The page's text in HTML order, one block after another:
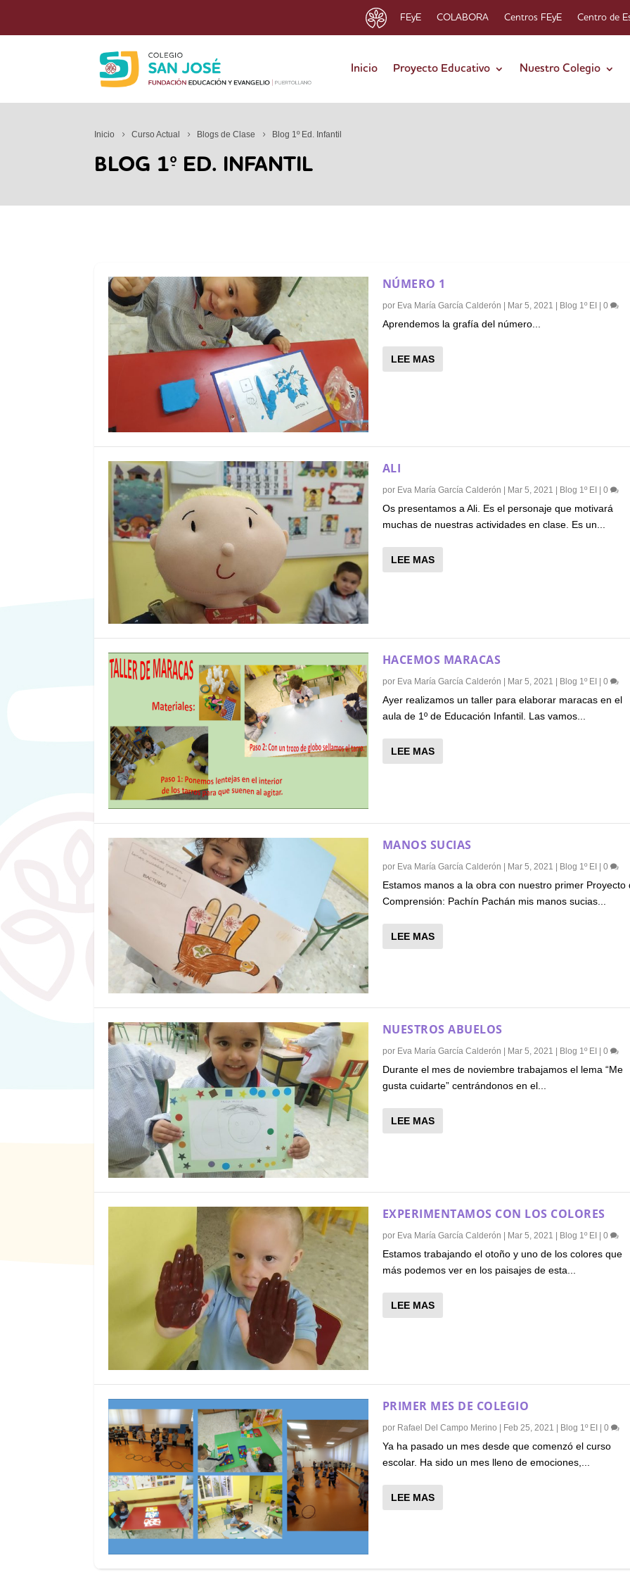
FEyE COLABORA Centros FEyE Centro de
Inicio Proyecto Educativo Nuestro Colegio
Inicio Curso Actual Blogs de Clase Blog 1º Ed. Infantil
BLOG 1º ED. INFANTIL
NÚMERO 1
por Eva María García Calderón | Mar 5, 2021 | Blog 1º EI| 0
Aprendemos la grafía del número...
LEE MAS
ALI
por Eva María García Calderón | Mar 5, 2021 | Blog 1º EI| 0
Os presentamos a Ali. Es el personaje que motivará
muchas de nuestras actividades en clase. Es un...
LEE MAS
HACEMOS MARACAS
por Eva María García Calderón Mar 5, 2021 Blog 1º EI 0
Ayer realizamos un taller para elaborar maracas en el
aula de 1º de Educación Infantil. Las vamos...
LEE MAS
MANOS SUCIAS
por Eva María García Calderón | Mar 5, 2021 | Blog 1º EI| 0
Estamos manos a la obra con nuestro primer Proyecto
Comprensión: Pachín Pachán mis manos sucias...
LEE MAS
NUESTROS ABUELOS
por Eva María García Calderón Mar 5, 2021 Blog 1º EI 0
Durante el mes de noviembre trabajamos el lema “Me
gusta cuidarte” centrándonos en el...
LEE MAS
EXPERIMENTAMOS CON LOS COLORES
por Eva María García Calderón Mar 5, 2021 Blog 1º EI 0
Estamos trabajando el otoño y uno de los colores que
más podemos ver en los paisajes de esta...
LEE MAS
PRIMER MES DE COLEGIO
por Rafael Del Campo Merino | Feb 25, 2021 | Blog 1º EI| 0
Ya ha pasado un mes desde que comenzó el curso
escolar. Ha sido un mes lleno de emociones,...
LEE MAS